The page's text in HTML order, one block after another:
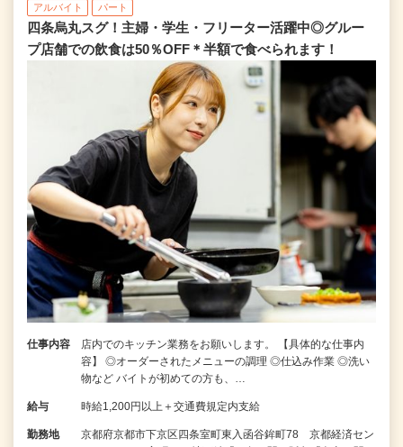
アルバイト パート
四条烏丸スグ！主婦・学生・フリーター活躍中◎グルー
プ店舗での飲食は50％OFF＊半額で食べられます！
仕事内容
店内でのキッチン業務をお願いします。 【具体的な仕事内
容】 ◎オーダーされたメニューの調理 ◎仕込み作業 ◎洗い
物など バイトが初めての方も、…
給与 時給1,200円以上＋交通費規定内支給
勤務地
京都府京都市下京区四条室町東入函谷鉾町78 京都経済セン